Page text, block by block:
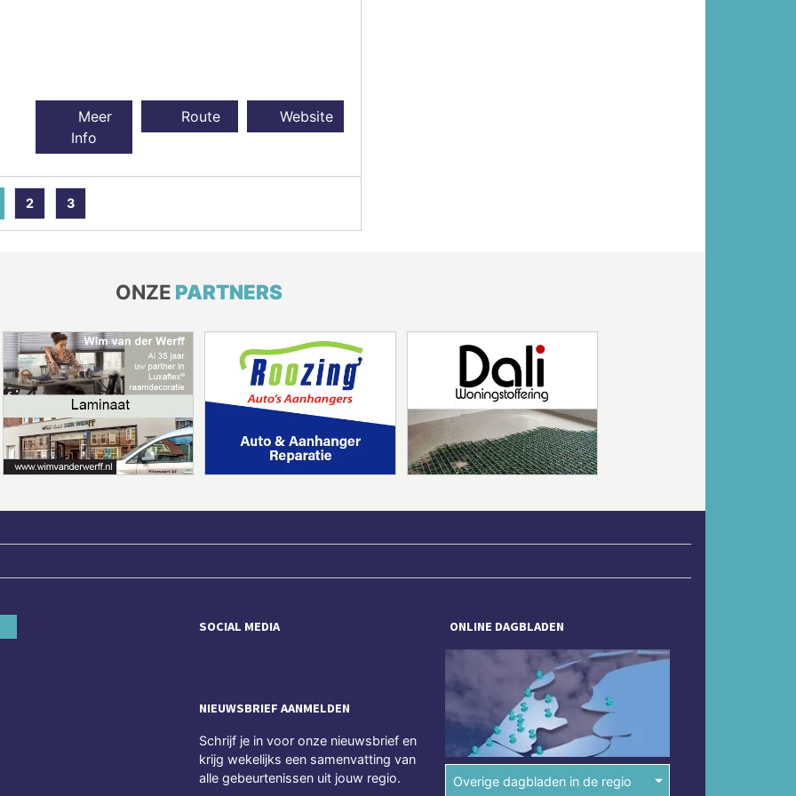
Meer
Info
Route Website
2 3
ONZE PARTNERS
SOCIAL MEDIA
NIEUWSBRIEF AANMELDEN
Schrijf je in voor onze nieuwsbrief en
krijg wekelijks een samenvatting van
alle gebeurtenissen uit jouw regio.
ONLINE DAGBLADEN
Overige dagbladen in de regio